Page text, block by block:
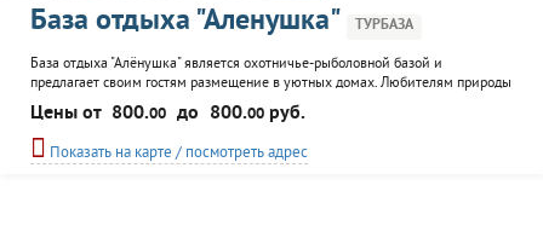
База отдыха "Аленушка" ТУРБАЗА
База отдыха "Алёнушка" является охотничье-рыболовной базой и
предлагает своим гостям размещение в уютных домах. Любителям природы
отдых здесь прийдется по-душе: можно половить рыбу, сходить на охоту. К
услугам гостей: русская баня, прокат лодок, снегоходов, спортинвентаря.
Цены от 800.00 до 800.00 руб.
Показать на карте / посмотреть адрес